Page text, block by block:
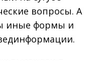
вопросы. А
иные формы и